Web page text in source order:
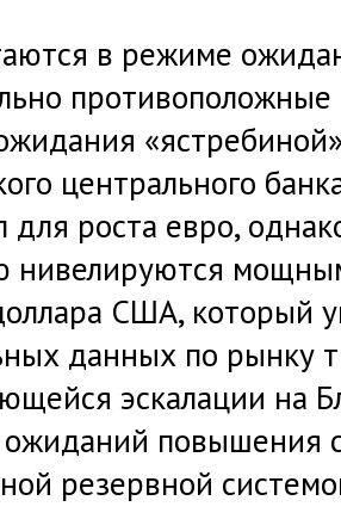
в режиме
противоположные
центрального
для роста евро,
нивелируются
США, который
данных по рынку
эскалации на
повышения
резервной